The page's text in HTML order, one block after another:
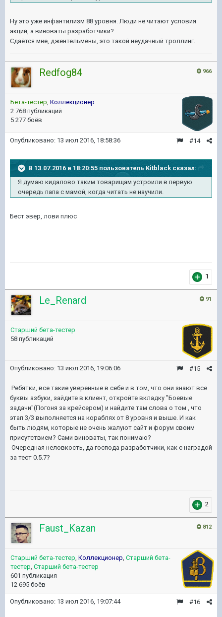
Ну это уже инфантилизм 88 уровня. Люди не читают условия
акций, а виноваты разработчики?
Сдаётся мне, джентельмены, это такой неудачный троллинг.
966
Redfog84
Бета-тестер, Коллекционер
2 768 публикаций
5 277 боёв
#14
Опубликовано: 13 июл 2016, 18:58:36
В 13.07.2016 в 18:20:55 пользователь Kitblack сказал:
Я думаю кидалово таким товарищам устроили в первую
очередь папа с мамой, когда читать не научили.
Бест эвер, лови плюс
1
91
Le_Renard
Старший бета-тестер
58 публикаций
#15
Опубликовано: 13 июл 2016, 19:06:06
Ребятки, все такие уверенные в себе и в том, что они знают все
буквы азбуки, зайдите в клиент, откройте вкладку "Боевые
задачи"(Погоня за крейсером) и найдите там слова о том , что
этап 3/3 выполняется на кораблях от 8 уровня и выше. И как
быть людям, которые не очень жалуют сайт и форум своим
присутствием? Сами виноваты, так понимаю?
Очередная неловкость, да господа разработчики, как с наградой
за тест 0.5.7?
2
812
Faust_Kazan
Старший бета-тестер, Коллекционер, Старший бета-
тестер, Старший бета-тестер
601 публикация
12 695 боёв
#16
Опубликовано: 13 июл 2016, 19:07:44